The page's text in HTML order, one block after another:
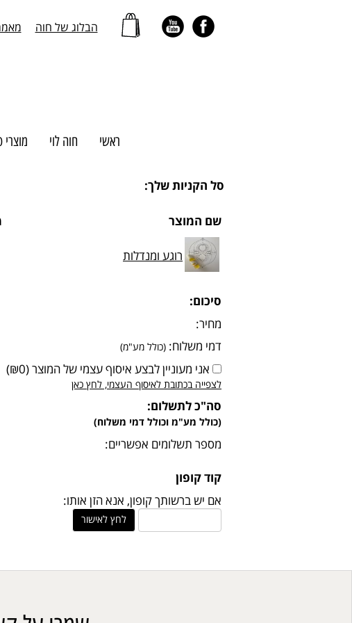
הבלוג של חוה
ראשי חוה לוי מוצרי
סל הקניות שלך:
שם המוצר
רוגע ומנדלות
סיכום:
מחיר:
דמי משלוח: (כולל מע"מ)
אני מעוניין לבצע איסוף עצמי של המוצר(
₪0
)
לצפייה בכתובת לאיסוף העצמי, לחץ כאן
סה"כ לתשלום:
(כולל מע"מ וכולל דמי משלוח)
מספר תשלומים אפשריים:
קוד קופון
אם יש ברשותך קופון, אנא הזן אותו:
לחץ לאישור